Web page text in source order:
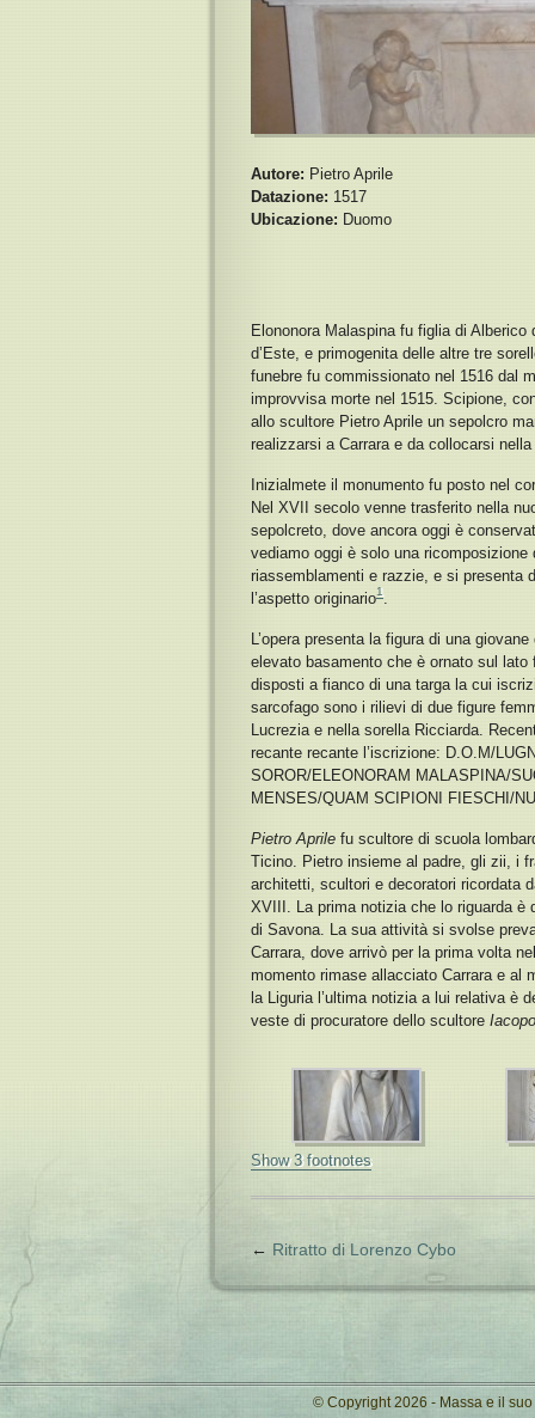
Autore: Pietro Aprile
Datazione: 1517
Ubicazione: Duomo
Elononora Malaspina fu figlia di
d’Este, e primogenita delle altre tre
funebre fu commissionato nel 1516 dal
improvvisa morte nel 1515. Scipione,
allo scultore Pietro Aprile un sepolcro
realizzarsi a Carrara e da collocarsi nella
Inizialmete il monumento fu posto nel
Nel XVII secolo venne trasferito nella
sepolcreto, dove ancora oggi è
vediamo oggi è solo una
riassemblamenti e razzie, e si presenta
l’aspetto originario1.
L’opera presenta la figura di una
elevato basamento che è ornato sul
disposti a fianco di una targa la cui
sarcofago sono i rilievi di due figure
Lucrezia e nella sorella Ricciarda.
recante recante l’iscrizione: D.O.M/
SOROR/ELEONORAM MALASPINA/
MENSES/QUAM SCIPIONI FIESCHI/
Pietro Aprilefu scultore di scuola
Ticino. Pietro insieme al padre, gli zii, i
architetti, scultori e decoratori ricordata
XVIII. La prima notizia che lo riguarda è
di Savona. La sua attività si svolse
Carrara, dove arrivò per la prima volta
momento rimase allacciato Carrara e al
la Liguria l’ultima notizia a lui relativa è
veste di procuratore dello scultore
Show 3 footnotes
← Ritratto di Lorenzo Cybo
© Copyright 2026 - Massa e il